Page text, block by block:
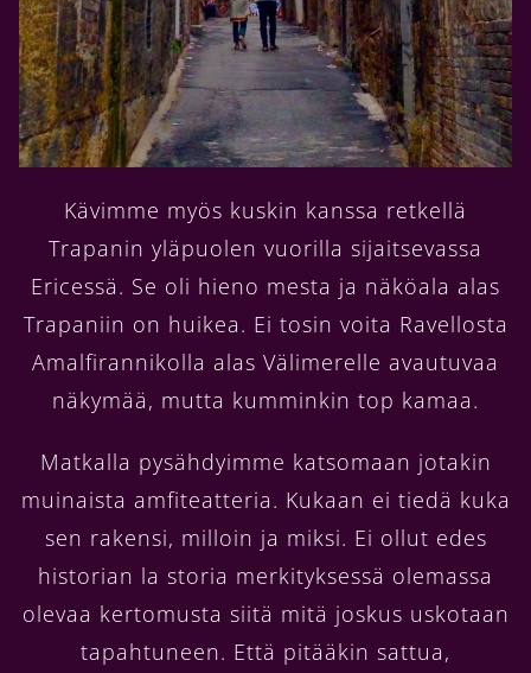
Kävimme myös kuskin kanssa retkellä
Trapanin yläpuolen vuorilla sijaitsevassa
Ericessä. Se oli hieno mesta ja näköala alas
Trapaniin on huikea. Ei tosin voita Ravellosta
Amalfirannikolla alas Välimerelle avautuvaa
näkymää, mutta kumminkin top kamaa.
Matkalla pysähdyimme katsomaan jotakin
muinaista amfiteatteria. Kukaan ei tiedä kuka
sen rakensi, milloin ja miksi. Ei ollut edes
historian la storia merkityksessä olemassa
olevaa kertomusta siitä mitä joskus uskotaan
tapahtuneen. Että pitääkin sattua,